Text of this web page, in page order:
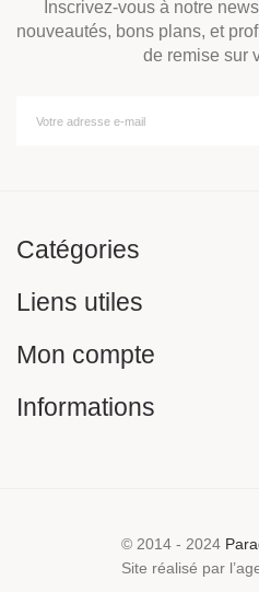
Inscrivez-vous à notre
nouveautés, bons plans, et
de remise sur
Catégories
Liens utiles
Mon compte
Informations
© 2014 - 2024
Site réalisé par